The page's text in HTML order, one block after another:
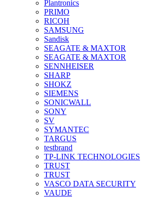
Plantronics
PRIMO
RICOH
SAMSUNG
Sandisk
SEAGATE & MAXTOR
SEAGATE & MAXTOR
SENNHEISER
SHARP
SHOKZ
SIEMENS
SONICWALL
SONY
SV
SYMANTEC
TARGUS
testbrand
TP-LINK TECHNOLOGIES
TRUST
TRUST
VASCO DATA SECURITY
VAUDE